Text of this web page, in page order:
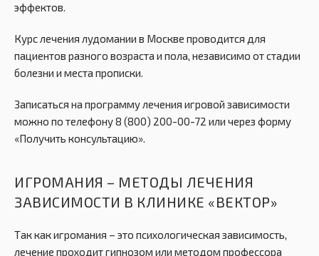
эффектов.
Курс лечения лудомании в Москве проводится для
пациентов разного возраста и пола, независимо от стадии
болезни и места прописки.
Записаться на программу лечения игровой зависимости
можно по телефону 8 (800) 200-00-72 или через форму
«Получить консультацию».
ИГРОМАНИЯ – МЕТОДЫ ЛЕЧЕНИЯ
ЗАВИСИМОСТИ В КЛИНИКЕ «ВЕКТОР»
Так как игромания – это психологическая зависимость,
лечение проходит гипнозом или методом профессора